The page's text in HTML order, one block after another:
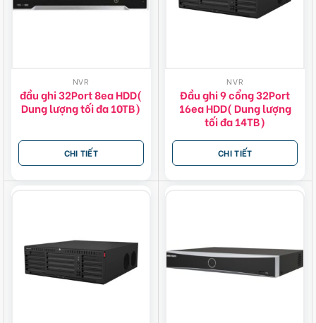
NVR
đầu ghi 32Port 8ea HDD(
Dung lượng tối đa 10TB)
CHI TIẾT
NVR
Đầu ghi 9 cổng 32Port
16ea HDD( Dung lượng
tối đa 14TB)
CHI TIẾT